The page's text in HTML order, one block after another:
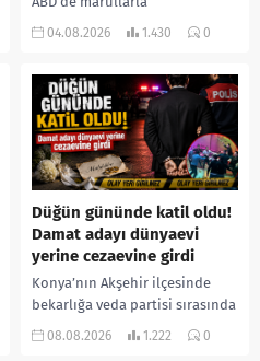
ilişkilendirilen siklospora
salgında vaka sayısının 20 bini
aştığı belirtilirken, sağlık...
04.08.2026 1.430 0
Düğün gününde katil oldu!
Damat adayı dünyaevi
yerine cezaevine girdi
Konya’nın Akşehir ilçesinde
bekarlığa veda partisi sırasında
çıkan kavgada bir kişi hayatını
08.08.2026 1.222 0